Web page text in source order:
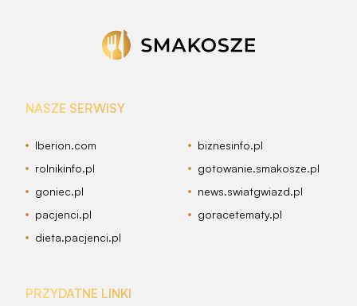
NASZE SERWISY
Iberion.com
biznesinfo.pl
rolnikinfo.pl
gotowanie.smakosze.pl
goniec.pl
news.swiatgwiazd.pl
pacjenci.pl
goracetematy.pl
dieta.pacjenci.pl
PRZYDATNE LINKI